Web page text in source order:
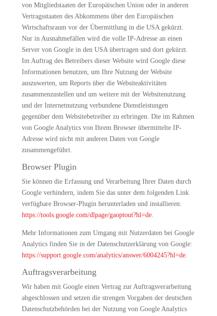
von Mitgliedstaaten der Europäischen Union oder in anderen
Vertragsstaaten des Abkommens über den Europäischen
Wirtschaftsraum vor der Übermittlung in die USA gekürzt.
Nur in Ausnahmefällen wird die volle IP-Adresse an einen
Server von Google in den USA übertragen und dort gekürzt.
Im Auftrag des Betreibers dieser Website wird Google diese
Informationen benutzen, um Ihre Nutzung der Website
auszuwerten, um Reports über die Websiteaktivitäten
zusammenzustellen und um weitere mit der Websitenutzung
und der Internetnutzung verbundene Dienstleistungen
gegenüber dem Websitebetreiber zu erbringen. Die im Rahmen
von Google Analytics von Ihrem Browser übermittelte IP-
Adresse wird nicht mit anderen Daten von Google
zusammengeführt.
Browser Plugin
Sie können die Erfassung und Verarbeitung Ihrer Daten durch
Google verhindern, indem Sie das unter dem folgenden Link
verfügbare Browser-Plugin herunterladen und installieren:
https://tools.google.com/dlpage/gaoptout?hl=de.
Mehr Informationen zum Umgang mit Nutzerdaten bei Google
Analytics finden Sie in der Datenschutzerklärung von Google:
https://support.google.com/analytics/answer/6004245?hl=de.
Auftragsverarbeitung
Wir haben mit Google einen Vertrag zur Auftragsverarbeitung
abgeschlossen und setzen die strengen Vorgaben der deutschen
Datenschutzbehörden bei der Nutzung von Google Analytics